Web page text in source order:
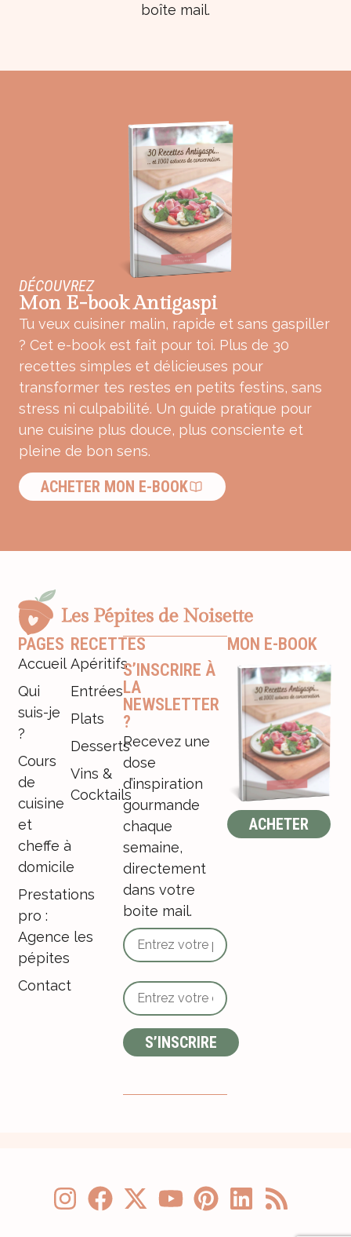
boîte mail.
DÉCOUVREZ
Mon E-book Antigaspi
Tu veux cuisiner malin, rapide et sans gaspiller
? Cet e-book est fait pour toi. Plus de 30
recettes simples et délicieuses pour
transformer tes restes en petits festins, sans
stress ni culpabilité. Un guide pratique pour
une cuisine plus douce, plus consciente et
pleine de bon sens.
ACHETER MON E-BOOK
PAGES
Accueil
Qui
suis-je
?
Cours
de
cuisine
et
cheffe à
domicile
Prestations
pro :
Agence les
pépites
Contact
RECETTES
Apéritifs
Entrées
Plats
Desserts
Vins &
Cocktails
S’INSCRIRE À
LA
NEWSLETTER
?
Recevez une
dose
d’inspiration
gourmande
chaque
semaine,
directement
dans votre
boite mail.
MON E-BOOK
ACHETER